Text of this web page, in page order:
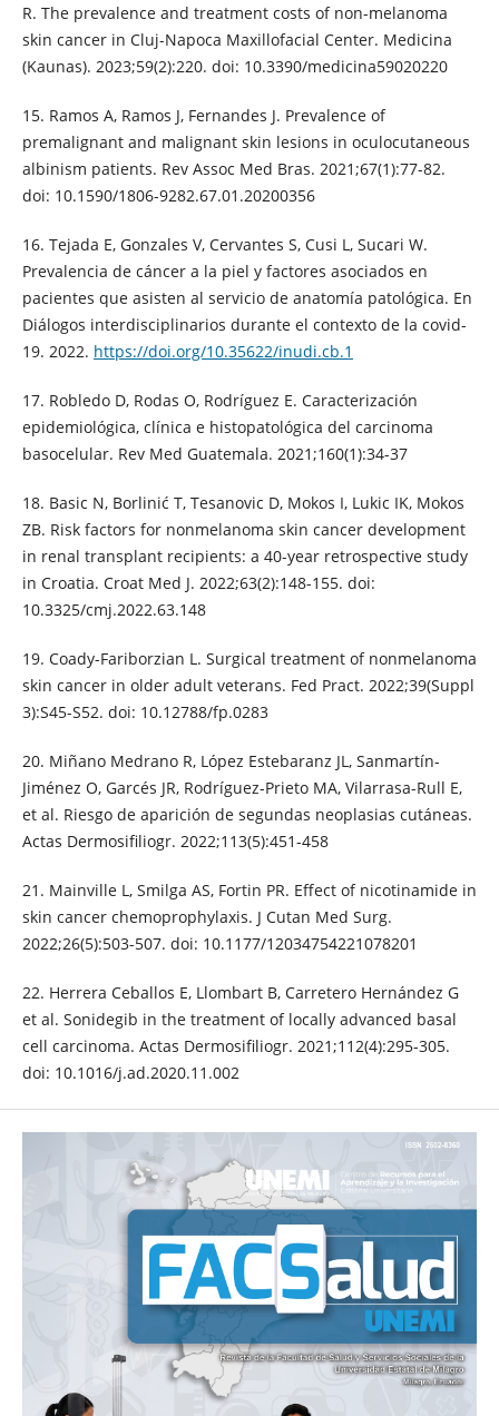
R. The prevalence and treatment costs of non-melanoma
skin cancer in Cluj-Napoca Maxillofacial Center. Medicina
(Kaunas). 2023;59(2):220. doi: 10.3390/medicina59020220
15. Ramos A, Ramos J, Fernandes J. Prevalence of
premalignant and malignant skin lesions in oculocutaneous
albinism patients. Rev Assoc Med Bras. 2021;67(1):77-82.
doi: 10.1590/1806-9282.67.01.20200356
16. Tejada E, Gonzales V, Cervantes S, Cusi L, Sucari W.
Prevalencia de cáncer a la piel y factores asociados en
pacientes que asisten al servicio de anatomía patológica. En
Diálogos interdisciplinarios durante el contexto de la covid-
19. 2022. https://doi.org/10.35622/inudi.cb.1
17. Robledo D, Rodas O, Rodríguez E. Caracterización
epidemiológica, clínica e histopatológica del carcinoma
basocelular. Rev Med Guatemala. 2021;160(1):34-37
18. Basic N, Borlinić T, Tesanovic D, Mokos I, Lukic IK, Mokos
ZB. Risk factors for nonmelanoma skin cancer development
in renal transplant recipients: a 40-year retrospective study
in Croatia. Croat Med J. 2022;63(2):148-155. doi:
10.3325/cmj.2022.63.148
19. Coady-Fariborzian L. Surgical treatment of nonmelanoma
skin cancer in older adult veterans. Fed Pract. 2022;39(Suppl
3):S45-S52. doi: 10.12788/fp.0283
20. Miñano Medrano R, López Estebaranz JL, Sanmartín-
Jiménez O, Garcés JR, Rodríguez-Prieto MA, Vilarrasa-Rull E,
et al. Riesgo de aparición de segundas neoplasias cutáneas.
Actas Dermosifiliogr. 2022;113(5):451-458
21. Mainville L, Smilga AS, Fortin PR. Effect of nicotinamide in
skin cancer chemoprophylaxis. J Cutan Med Surg.
2022;26(5):503-507. doi: 10.1177/12034754221078201
22. Herrera Ceballos E, Llombart B, Carretero Hernández G
et al. Sonidegib in the treatment of locally advanced basal
cell carcinoma. Actas Dermosifiliogr. 2021;112(4):295-305.
doi: 10.1016/j.ad.2020.11.002